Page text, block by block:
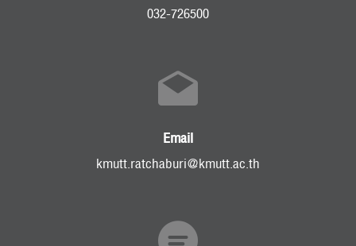
032-726500
Email
kmutt.ratchaburi@kmutt.ac.th